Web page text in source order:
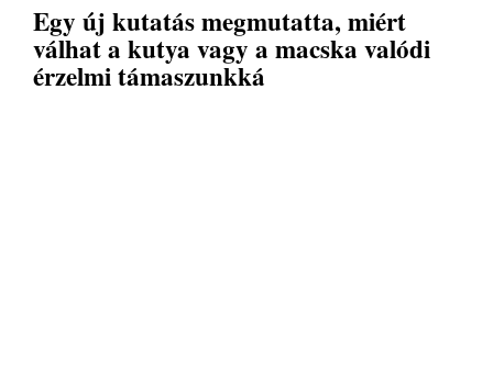
Egy új kutatás megmutatta, miért
válhat a kutya vagy a macska valódi
érzelmi támaszunkká